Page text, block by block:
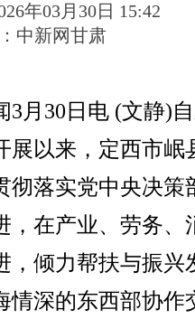
年03月30日 15:42
中新网甘肃
30日电 (文静)
展以来，定西市岷
彻落实党中央决策
，在产业、劳务、
，倾力帮扶与振兴
情深的东西部协作